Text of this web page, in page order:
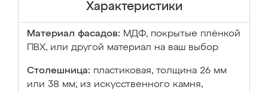
Характеристики
Материал фасадов: МДФ, покрытые плёнкой
ПВХ, или другой материал на ваш выбор
Столешница: пластиковая, толщина 26 мм
или 38 мм; из искусственного камня,